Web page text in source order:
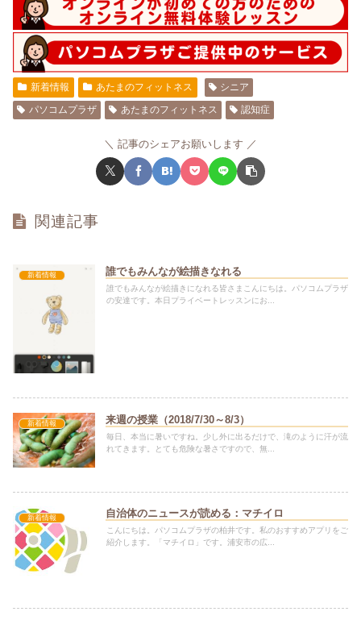
新着情報 あたまのフィットネス
シニア
パソコムプラザ
あたまのフィットネス 認知症
記事のシェアお願いします
関連記事
新着情報 誰でもみんなが絵描きなれる
誰でもみんなが絵描きになれる皆さまこんにちは。パソコムプラザ
の安達です。本日プライベートレッスンにお...
新着情報 来週の授業（2018/7/30～8/3）
毎日、本当に暑いですね。少し外に出るだけで、滝のように汗が流
れてきます。とても危険な暑さですので、無...
新着情報 自治体のニュースが読める：マチイロ
こんにちは。パソコムプラザの柏井です。私のおすすめアプリをご
紹介します。「マチイロ」です。浦安市の広...